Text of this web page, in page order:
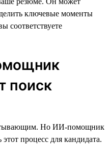
ключевые моменты
соответствуете
поиск
Но ИИ-помощник
процесс для кандидата.